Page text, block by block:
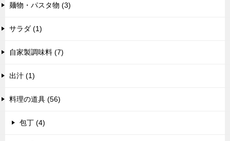
麺物・パスタ物 (3)
サラダ (1)
自家製調味料 (7)
出汁 (1)
料理の道具 (56)
包丁 (4)